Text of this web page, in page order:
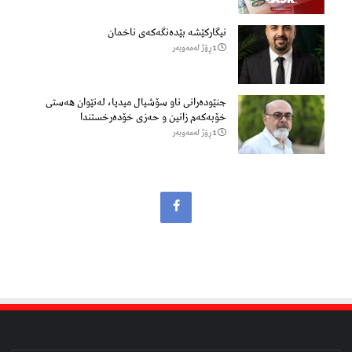
نیگارکێشە بێدەنگەکەی ناخمان
1 ڕۆژ لەمەوبەر
جنێودەرانی ناو سۆشیال میدیا، لەنێوان هەستی
خۆبەکەم زانین و حەزی خۆدەرخستندا
1 ڕۆژ لەمەوبەر